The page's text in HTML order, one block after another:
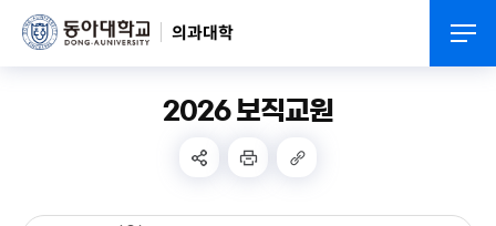
의과대학
2026 보직교원